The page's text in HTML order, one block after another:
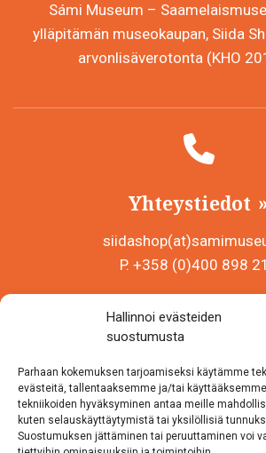
Hallinnoi evästeiden
suostumusta
Parhaan kokemuksen tarjoamiseksi käytämme
evästeitä, tallentaaksemme ja/tai
tekniikoiden hyväksyminen antaa meille
kuten selauskäyttäytymistä tai yksilöllisiä
Suostumuksen jättäminen tai peruuttaminen voi
Sámi Museum –
ylläpitämän museokaupan, Siida
arvonlisäverotonta (KHO
Yhteystiedot
P. +358 (0)400 898
Y-tunnus 0625907-2
Inarintie 46
99870 Inari
Löydät meidät myös